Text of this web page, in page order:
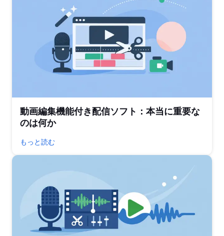
動画編集機能付き配信ソフト：本当に重要な
のは何か
もっと読む